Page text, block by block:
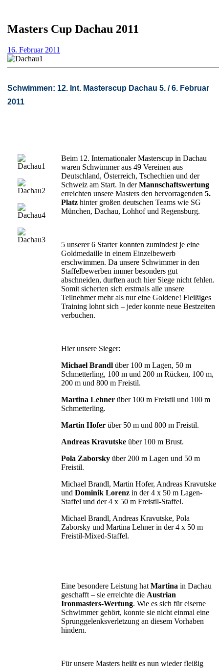
Masters Cup Dachau 2011
16. Februar 2011
2011
Schwimmen: 12. Int. Masterscup Dachau 5. / 6. Februar
2011
Beim 12. Internationaler Masterscup in Dachau
waren Schwimmer aus 49 Vereinen aus
Deutschland, Österreich, Tschechien und der
Schweiz am Start. In derMannschaftswertung
erreichten unsere Masters den hervorragenden 5.
Platz hinter großen deutschen Teams wie SG
München, Dachau, Lohhof und Regensburg.
5 unserer 6 Starter konnten zumindest je eine
Goldmedaille in einem Einzelbewerb
erschwimmen. Da unsere Schwimmer in den
Staffelbewerben immer besonders gut
abschneiden, durften auch hier Siege nicht fehlen.
Somit sicherten sich erstmals alle unsere
Teilnehmer mehr als nur eine Goldene! Fleißiges
Training lohnt sich – jeder konnte neue Bestzeiten
verbuchen.
Hier unsere Sieger:
Michael Brandl über 100 m Lagen, 50 m
Schmetterling, 100 m und 200 m Rücken, 100 m,
200 m und 800 m Freistil.
Martina Lehner über 100 m Freistil und 100 m
Schmetterling.
Martin Hofer über 50 m und 800 m Freistil.
Andreas Kravutske über 100 m Brust.
Pola Zaborsky über 200 m Lagen und 50 m
Freistil.
Michael Brandl, Martin Hofer, Andreas Kravutske
und Dominik Lorenz in der 4 x 50 m Lagen-
Staffel und der 4 x 50 m Freistil-Staffel.
Michael Brandl, Andreas Kravutske, Pola
Zaborsky und Martina Lehner in der 4 x 50 m
Freistil-Mixed-Staffel.
Eine besondere Leistung hat Martina in Dachau
geschafft – sie erreichte die Austrian
Ironmasters-Wertung. Wie es sich für eiserne
Schwimmer gehört, konnte sie nicht einmal eine
Sprunggelenksverletzung an diesem Vorhaben
hindern.
Für unsere Masters heißt es nun wieder fleißig